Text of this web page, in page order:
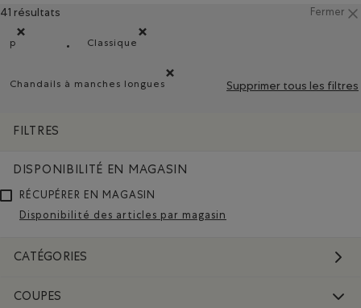
41 résultats Fermer
p
Classique
Chandails à manches longues
Supprimer le filtre Classé selon Modèle :
Supprimer tous les filtres
FILTRES
DISPONIBILITÉ EN MAGASIN
RÉCUPÉRER EN MAGASIN
Disponibilité des articles par magasin
CATÉGORIES
COUPES